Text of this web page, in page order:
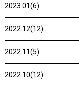
2023.01(6)
2022.12(12)
2022.11(5)
2022.10(12)